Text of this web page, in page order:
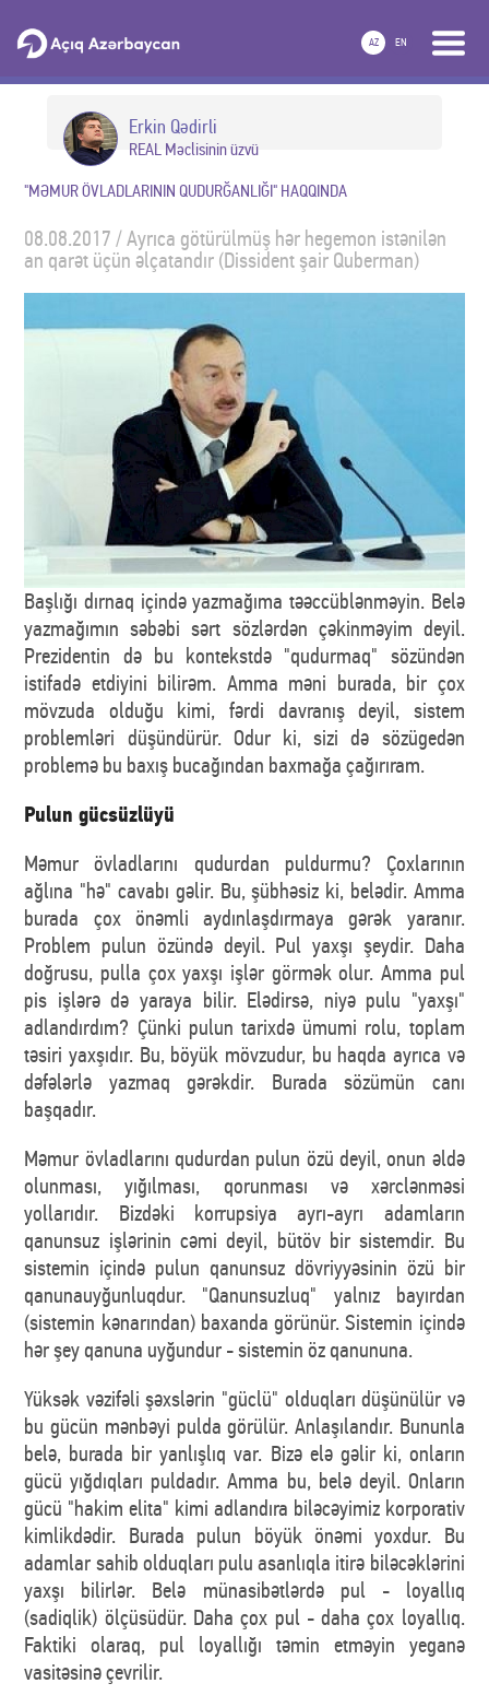
AZ EN
Erkin Qədirli
REAL Məclisinin üzvü
"MƏMUR ÖVLADLARININ QUDURĞANLIĞI" HAQQINDA
08.08.2017 / Ayrıca götürülmüş hər hegemon istənilən
an qarət üçün əlçatandır (Dissident şair Quberman)
Başlığı dırnaq içində yazmağıma təəccüblənməyin. Belə
yazmağımın səbəbi sərt sözlərdən çəkinməyim deyil.
Prezidentin də bu kontekstdə "qudurmaq" sözündən
istifadə etdiyini bilirəm. Amma məni burada, bir çox
mövzuda olduğu kimi, fərdi davranış deyil, sistem
problemləri düşündürür. Odur ki, sizi də sözügedən
problemə bu baxış bucağından baxmağa çağırıram.
Pulun gücsüzlüyü
Məmur övladlarını qudurdan puldurmu? Çoxlarının
ağlına "hə" cavabı gəlir. Bu, şübhəsiz ki, belədir. Amma
burada çox önəmli aydınlaşdırmaya gərək yaranır.
Problem pulun özündə deyil. Pul yaxşı şeydir. Daha
doğrusu, pulla çox yaxşı işlər görmək olur. Amma pul
pis işlərə də yaraya bilir. Elədirsə, niyə pulu "yaxşı"
adlandırdım? Çünki pulun tarixdə ümumi rolu, toplam
təsiri yaxşıdır. Bu, böyük mövzudur, bu haqda ayrıca və
dəfələrlə yazmaq gərəkdir. Burada sözümün canı
başqadır.
Məmur övladlarını qudurdan pulun özü deyil, onun əldə
olunması, yığılması, qorunması və xərclənməsi
yollarıdır. Bizdəki korrupsiya ayrı-ayrı adamların
qanunsuz işlərinin cəmi deyil, bütöv bir sistemdir. Bu
sistemin içində pulun qanunsuz dövriyyəsinin özü bir
qanunauyğunluqdur. "Qanunsuzluq" yalnız bayırdan
(sistemin kənarından) baxanda görünür. Sistemin içində
hər şey qanuna uyğundur - sistemin öz qanununa.
Yüksək vəzifəli şəxslərin "güclü" olduqları düşünülür və
bu gücün mənbəyi pulda görülür. Anlaşılandır. Bununla
belə, burada bir yanlışlıq var. Bizə elə gəlir ki, onların
gücü yığdıqları puldadır. Amma bu, belə deyil. Onların
gücü "hakim elita" kimi adlandıra biləcəyimiz korporativ
kimlikdədir. Burada pulun böyük önəmi yoxdur. Bu
adamlar sahib olduqları pulu asanlıqla itirə biləcəklərini
yaxşı bilirlər. Belə münasibətlərdə pul - loyallıq
(sadiqlik) ölçüsüdür. Daha çox pul - daha çox loyallıq.
Faktiki olaraq, pul loyallığı təmin etməyin yeganə
vasitəsinə çevrilir.